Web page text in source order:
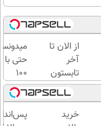
از الان تا
آخر
تابستون
حداقل
12کیلو
چربی
حتی با
۱۰۰
هم
میتونی
خرید